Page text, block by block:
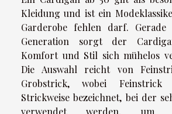
Kleidung und ist ein
Garderobe fehlen darf.
Generation sorgt der
Komfort und Stil sich mühelos
Die Auswahl reicht von
Grobstrick, wobei Feinstrick
Strickweise bezeichnet, bei der
verwendet werden, um